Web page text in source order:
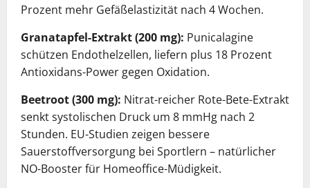
Prozent mehr Gefäßelastizität nach 4 Wochen.
Granatapfel-Extrakt (200 mg): Punicalagine
schützen Endothelzellen, liefern plus 18 Prozent
Antioxidans-Power gegen Oxidation.
Beetroot (300 mg): Nitrat-reicher Rote-Bete-Extrakt
senkt systolischen Druck um 8 mmHg nach 2
Stunden. EU-Studien zeigen bessere
Sauerstoffversorgung bei Sportlern – natürlicher
NO-Booster für Homeoffice-Müdigkeit.